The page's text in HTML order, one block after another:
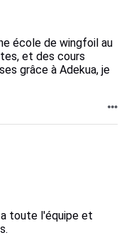
école de wingfoil au
et des cours
grâce à Adekua, je
toute l'équipe et